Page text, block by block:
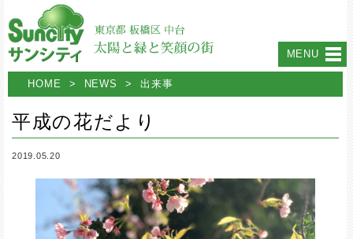
MENU
HOME > NEWS > 出来事
平成の花だより
2019.05.20